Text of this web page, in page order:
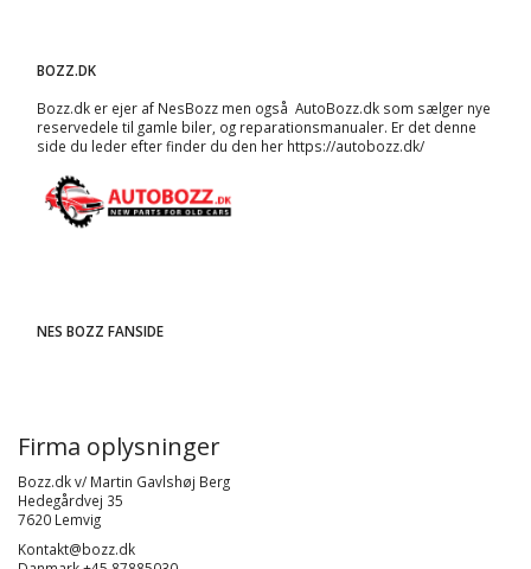
BOZZ.DK
Bozz.dk er ejer af NesBozz men også AutoBozz.dk som sælger nye
reservedele til gamle biler, og reparationsmanualer. Er det denne
side du leder efter finder du den her https://autobozz.dk/
NES BOZZ FANSIDE
Firma oplysninger
Bozz.dk v/ Martin Gavlshøj Berg
Hedegårdvej 35
7620 Lemvig
Kontakt@bozz.dk